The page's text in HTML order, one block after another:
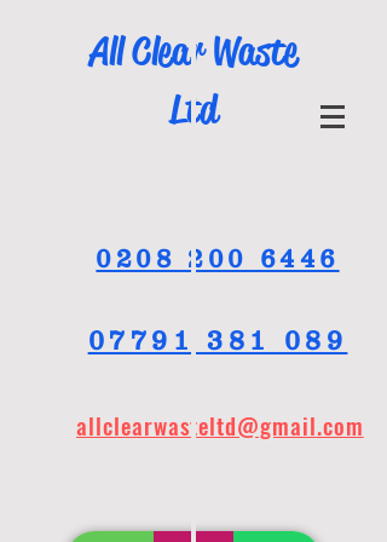
All Clear Waste
Ltd
0208 200 6446
07791 381 089
allclearwasteltd@gmail.com